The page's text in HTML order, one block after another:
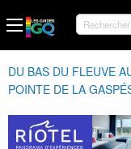
DU BAS DU FLEUVE
POINTE DE LA